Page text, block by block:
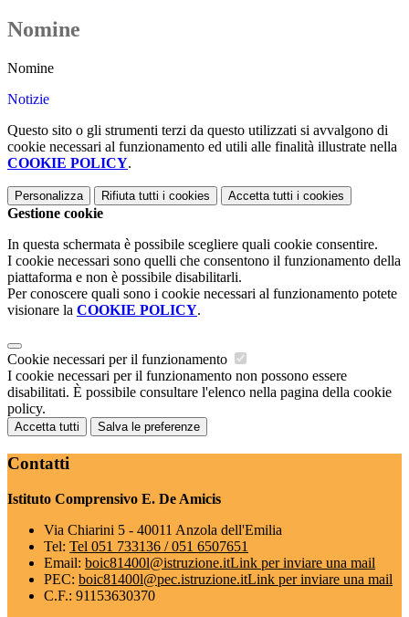
Nomine
Nomine
Notizie
Questo sito o gli strumenti terzi da questo utilizzati si avvalgono di
cookie necessari al funzionamento ed utili alle finalità illustrate nella
COOKIE POLICY.
Personalizza Rifiuta tutti i cookies Accetta tutti i cookies
Gestione cookie
In questa schermata è possibile scegliere quali cookie consentire.
I cookie necessari sono quelli che consentono il funzionamento della
piattaforma e non è possibile disabilitarli.
Per conoscere quali sono i cookie necessari al funzionamento potete
visionare la COOKIE POLICY.
Cookie necessari per il funzionamento
I cookie necessari per il funzionamento non possono essere
disabilitati. È possibile consultare l'elenco nella pagina della cookie
policy.
Accetta tutti Salva le preferenze
Contatti
Istituto Comprensivo E. De Amicis
Via Chiarini 5 - 40011 Anzola dell'Emilia
Tel: Tel 051 733136 / 051 6507651
Email: boic81400l@istruzione.itLink per inviare una mail
PEC: boic81400l@pec.istruzione.itLink per inviare una mail
C.F.: 91153630370